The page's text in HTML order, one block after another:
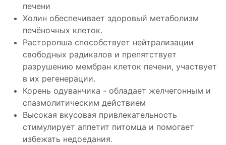
печени
Холин обеспечивает здоровый метаболизм
печёночных клеток.
Расторопша способствует нейтрализации
свободных радикалов и препятствует
разрушению мембран клеток печени, участвует
в их регенерации.
Корень одуванчика - обладает желчегонным и
спазмолитическим действием
Высокая вкусовая привлекательность
стимулирует аппетит питомца и помогает
избежать недоедания.